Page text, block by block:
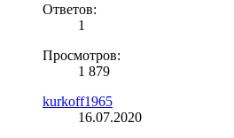
Ответов:
1
Просмотров:
1 879
kurkoff1965
16.07.2020